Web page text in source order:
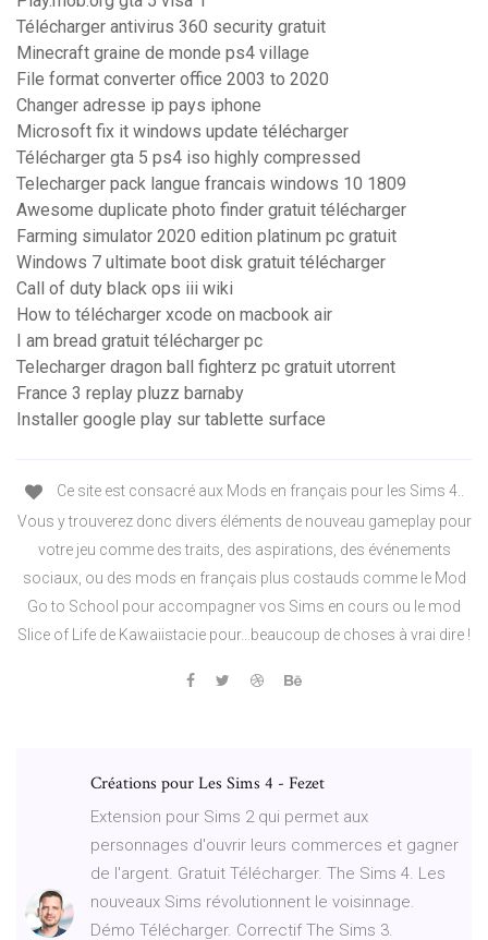
Télécharger antivirus 360 security gratuit
Minecraft graine de monde ps4 village
File format converter office 2003 to 2020
Changer adresse ip pays iphone
Microsoft fix it windows update télécharger
Télécharger gta 5 ps4 iso highly compressed
Telecharger pack langue francais windows 10 1809
Awesome duplicate photo finder gratuit télécharger
Farming simulator 2020 edition platinum pc gratuit
Windows 7 ultimate boot disk gratuit télécharger
Call of duty black ops iii wiki
How to télécharger xcode on macbook air
I am bread gratuit télécharger pc
Telecharger dragon ball fighterz pc gratuit utorrent
France 3 replay pluzz barnaby
Installer google play sur tablette surface
Ce site est consacré aux Mods en français pour les Sims 4..
Vous y trouverez donc divers éléments de nouveau gameplay pour
votre jeu comme des traits, des aspirations, des événements
sociaux, ou des mods en français plus costauds comme le Mod
Go to School pour accompagner vos Sims en cours ou le mod
Slice of Life de Kawaiistacie pour…beaucoup de choses à vrai dire !
Créations pour Les Sims 4 - Fezet
Extension pour Sims 2 qui permet aux
personnages d'ouvrir leurs commerces et gagner
de l'argent. Gratuit Télécharger. The Sims 4. Les
nouveaux Sims révolutionnent le voisinnage.
Démo Télécharger. Correctif The Sims 3.